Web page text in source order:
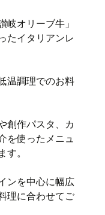
岐オリーブ牛」
たイタリアンレ
温調理でのお料
創作パスタ、カ
を使ったメニュ
。
ンを中心に幅広
理に合わせてご